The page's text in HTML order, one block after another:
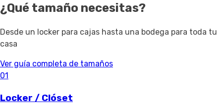
¿Qué tamaño necesitas?
Desde un locker para cajas hasta una bodega para toda tu
casa
Ver guía completa de tamaños
01
Locker / Clóset